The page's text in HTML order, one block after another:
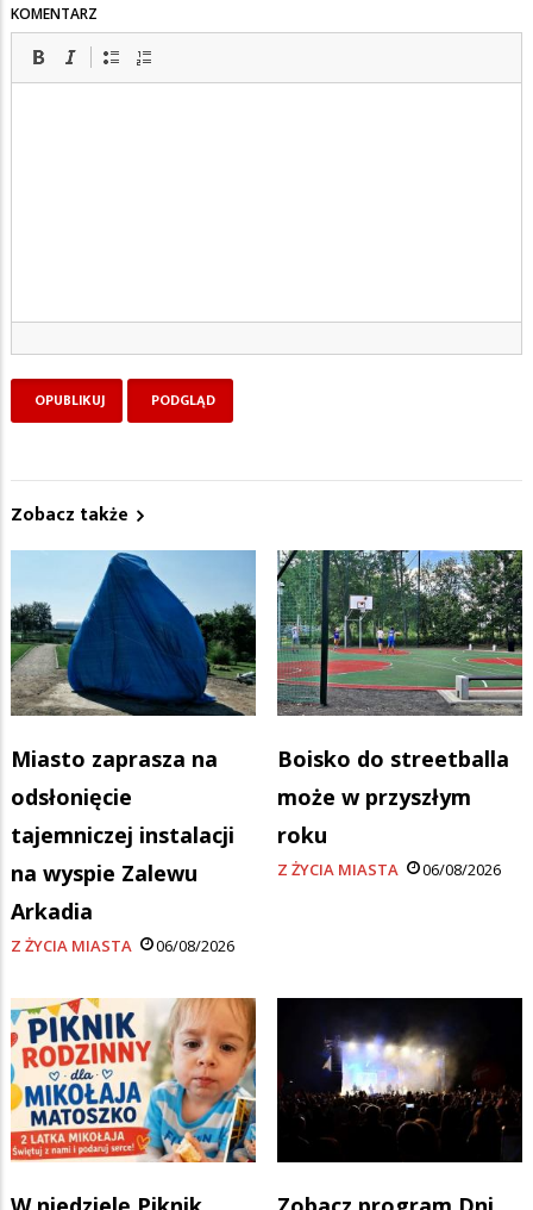
KOMENTARZ
Zobacz także
Miasto zaprasza na
odsłonięcie
tajemniczej instalacji
na wyspie Zalewu
Arkadia
Z ŻYCIA MIASTA 06/08/2026
Boisko do streetballa
może w przyszłym
roku
Z ŻYCIA MIASTA 06/08/2026